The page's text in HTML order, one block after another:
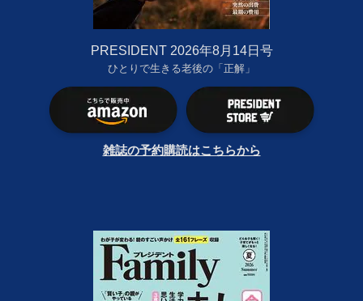
PRESIDENT 2026年8月14日号
ひとりで生きる老後の「正解」
雑誌の予約購読はこちらから